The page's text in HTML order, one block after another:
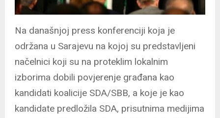
Na današnjoj press konferenciji koja je
održana u Sarajevu na kojoj su predstavljeni
načelnici koji su na proteklim lokalnim
izborima dobili povjerenje građana kao
kandidati koalicije SDA/SBB, a koje je kao
kandidate predložila SDA, prisutnima medijima